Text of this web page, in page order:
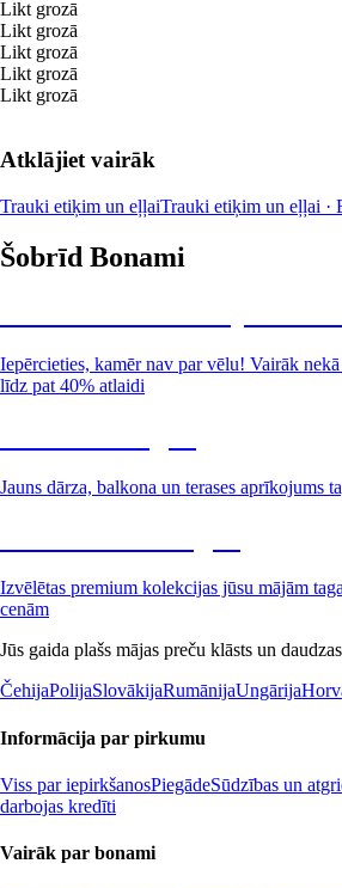
Likt grozā
Likt grozā
Likt grozā
Likt grozā
Likt grozā
Atklājiet vairāk
Trauki etiķim un eļļaiTrauki etiķim un eļļai ·
Šobrīd Bonami
Iepērcieties, kamēr nav par vēlu! Vairāk
līdz pat 40% atlaidi
Jauns dārza, balkona un terases aprīkojums
Izvēlētas premium kolekcijas jūsu mājām
cenām
Jūs gaida plašs mājas preču klāsts un
ČehijaPolijaSlovākijaRumānijaUngārija
Informācija par pirkumu
Viss par iepirkšanosPiegādeSūdzības un
darbojas kredīti
Vairāk par bonami